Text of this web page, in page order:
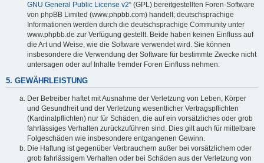
GNU General Public License v2“ (GPL) bereitgestellten Foren-Software
von phpBB Limited (www.phpbb.com) handelt; deutschsprachige
Informationen werden durch die deutschsprachige Community unter
www.phpbb.de zur Verfügung gestellt. Beide haben keinen Einfluss auf
die Art und Weise, wie die Software verwendet wird. Sie können
insbesondere die Verwendung der Software für bestimmte Zwecke nicht
untersagen oder auf Inhalte fremder Foren Einfluss nehmen.
5. GEWÄHRLEISTUNG
Der Betreiber haftet mit Ausnahme der Verletzung von Leben, Körper
und Gesundheit und der Verletzung wesentlicher Vertragspflichten
(Kardinalpflichten) nur für Schäden, die auf ein vorsätzliches oder grob
fahrlässiges Verhalten zurückzuführen sind. Dies gilt auch für mittelbare
Folgeschäden wie insbesondere entgangenen Gewinn.
Die Haftung ist gegenüber Verbrauchern außer bei vorsätzlichem oder
grob fahrlässigem Verhalten oder bei Schäden aus der Verletzung von